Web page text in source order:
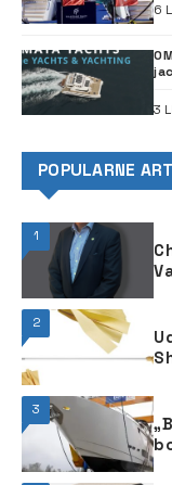
6
3
POPULARNE
1
2
3